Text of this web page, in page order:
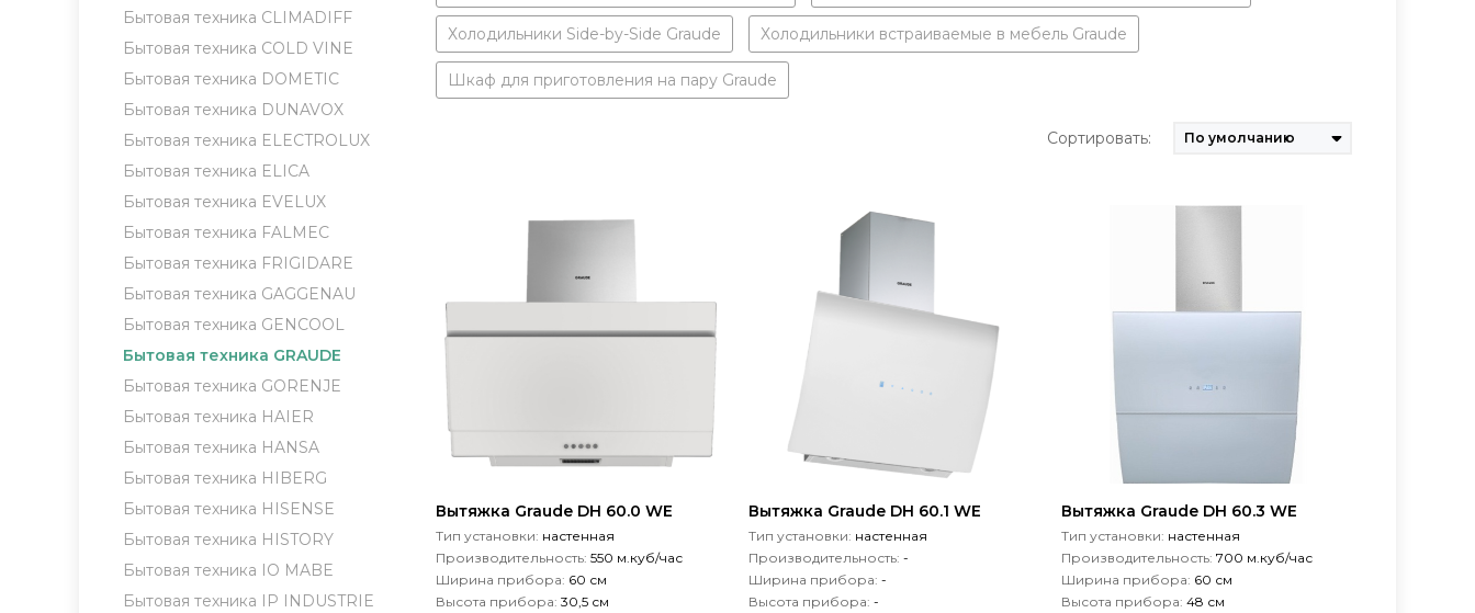
Бытовая техника CLIMADIFF
Бытовая техника COLD VINE
Бытовая техника DOMETIC
Бытовая техника DUNAVOX
Бытовая техника ELECTROLUX
Бытовая техника ELICA
Бытовая техника EVELUX
Бытовая техника FALMEC
Бытовая техника FRIGIDARE
Бытовая техника GAGGENAU
Бытовая техника GENCOOL
Бытовая техника GRAUDE
Бытовая техника GORENJE
Бытовая техника HAIER
Бытовая техника HANSA
Бытовая техника HIBERG
Бытовая техника HISENSE
Бытовая техника HISTORY
Бытовая техника IO MABE
Бытовая техника IP INDUSTRIE
Холодильники Side-by-Side Graude Холодильники встраиваемые в мебель Graude
Шкаф для приготовления на пару Graude
Сортировать:
Вытяжка Graude DH 60.0 WE
Тип установки: настенная
Производительность: 550 м.куб/час
Ширина прибора: 60 см
Высота прибора: 30,5 см
Вытяжка Graude DH 60.1 WE
Тип установки: настенная
Производительность: -
Ширина прибора: -
Высота прибора: -
Вытяжка Graude DH 60.3 WE
Тип установки: настенная
Производительность: 700 м.куб/час
Ширина прибора: 60 см
Высота прибора: 48 см